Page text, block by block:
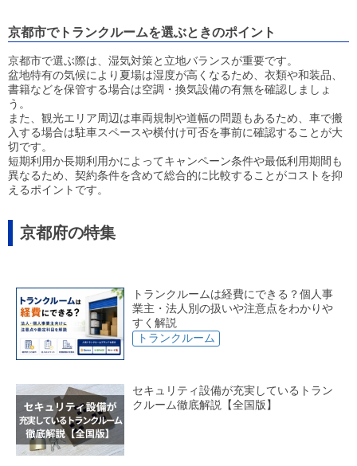
京都市でトランクルームを選ぶときのポイント
京都市で選ぶ際は、湿気対策と立地バランスが重要です。
盆地特有の気候により夏場は湿度が高くなるため、衣類や和装品、
書籍などを保管する場合は空調・換気設備の有無を確認しましょ
う。
また、観光エリア周辺は車両規制や道幅の問題もあるため、車で搬
入する場合は駐車スペースや横付け可否を事前に確認することが大
切です。
短期利用か長期利用かによってキャンペーン条件や最低利用期間も
異なるため、契約条件を含めて総合的に比較することがコストを抑
えるポイントです。
京都府の特集
トランクルームは経費にできる？個人事
業主・法人別の扱いや注意点をわかりや
すく解説
トランクルーム
セキュリティ設備が充実しているトラン
クルーム徹底解説【全国版】